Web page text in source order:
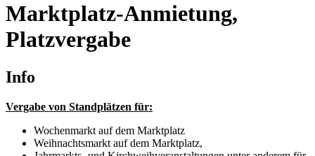
Marktplatz-Anmietung,
Platzvergabe
Info
Vergabe von Standplätzen für:
Wochenmarkt auf dem Marktplatz
Weihnachtsmarkt auf dem Marktplatz,